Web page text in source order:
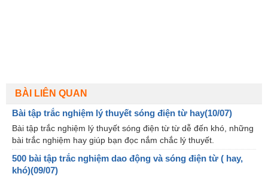
BÀI LIÊN QUAN
Bài tập trắc nghiệm lý thuyết sóng điện từ hay(10/07)
Bài tập trắc nghiệm lý thuyết sóng điện từ từ dễ đến khó, những
bài trắc nghiệm hay giúp bạn đọc nắm chắc lý thuyết.
500 bài tập trắc nghiệm dao động và sóng điện từ ( hay,
khó)(09/07)